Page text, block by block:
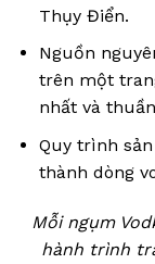
Thụy Điển.
Nguồn
trên một
nhất và
Quy trình
thành dòng
Mỗi ngụm
hành trình